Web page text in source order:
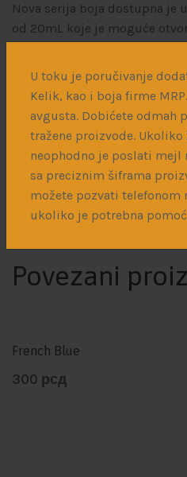
U toku je poručivanje
Kelik, kao i boja firme
avgusta. Dobićete odmah
tražene proizvode.
neophodno je poslati mejl
sa preciznim šiframa
možete pozvati telefonom
ukoliko je potrebna
Nova serija boja dostupna je
od 20mL koje je moguće
Boju, u zavisnosti od
bočice ili razrediti
ATOM20500.
Više informacija o korišćenju
klikom na ovajLINK.
Povezani
French Blue
300 рсд